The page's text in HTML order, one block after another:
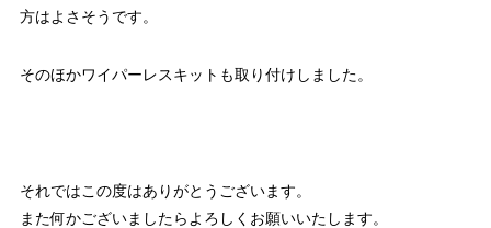
方はよさそうです。
そのほかワイパーレスキットも取り付けしました。
それではこの度はありがとうございます。
また何かございましたらよろしくお願いいたします。